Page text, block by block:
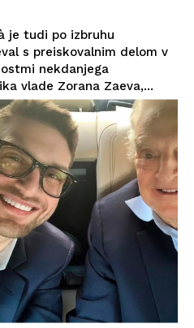
je tudi po izbruhu
s preiskovalnim delom v
nekdanjega
vlade Zorana Zaeva,...